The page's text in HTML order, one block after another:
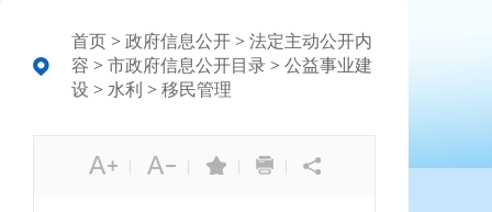
首页 > 政府信息公开 > 法定主动公开内
容 > 市政府信息公开目录 > 公益事业建
设 > 水利 > 移民管理
| | | |